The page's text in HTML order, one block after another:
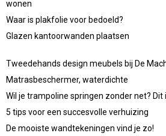
wonen
Waar is plakfolie voor bedoeld?
Glazen kantoorwanden plaatsen
Tweedehands design meubels bij De
Matrasbeschermer, waterdichte
Wil je trampoline springen zonder net?
5 tips voor een succesvolle verhuizing
De mooiste wandtekeningen vind je zo!